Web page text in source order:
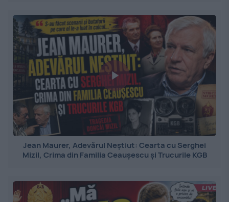
Jean Maurer, Adevărul Neștiut: Cearta cu Serghei
Mizil, Crima din Familia Ceaușescu și Trucurile KGB